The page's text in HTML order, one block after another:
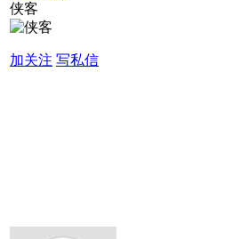
侠客
加关注 写私信